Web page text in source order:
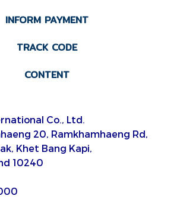
INFORM PAYMENT
TRACK CODE
CONTENT
Co., Ltd.
20, Ramkhamhaeng Rd,
Khet Bang Kapi,
10240